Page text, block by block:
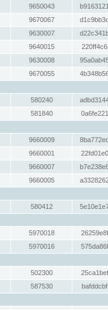
9650043
9670067
9630007
9640015
9630008
9670055
580240
581840
9660009
9660001
9660007
9660005
580412
5970018
5970016
502300
587530